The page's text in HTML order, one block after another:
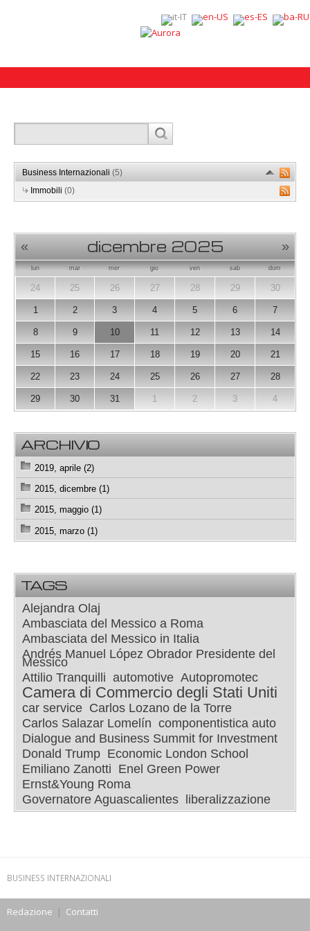
Business Internazionali (5)
Immobili (0)
« dicembre 2025 »
lun mar mer gio ven sab dom
24 25 26 27 28 29 30
1 2 3 4 5 6 7
8 9 10 11 12 13 14
15 16 17 18 19 20 21
22 23 24 25 26 27 28
29 30 31 1 2 3 4
ARCHIVIO
2019, aprile (2)
2015, dicembre (1)
2015, maggio (1)
2015, marzo (1)
TAGS
Alejandra Olaj
Ambasciata del Messico a Roma
Ambasciata del Messico in Italia
Andrés Manuel López Obrador Presidente del
Messico
Attilio Tranquilli automotive Autopromotec
Camera di Commercio degli Stati Uniti
car service Carlos Lozano de la Torre
Carlos Salazar Lomelín componentistica auto
Dialogue and Business Summit for Investment
Donald Trump Economic London School
Emiliano Zanotti Enel Green Power
Ernst&Young Roma
Governatore Aguascalientes
liberalizzazione
BUSINESS INTERNAZIONALI
Redazione | Contatti